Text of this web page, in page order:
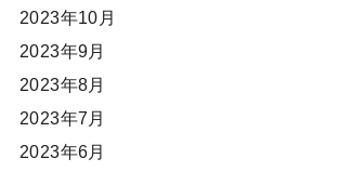
2023年10月
2023年9月
2023年8月
2023年7月
2023年6月